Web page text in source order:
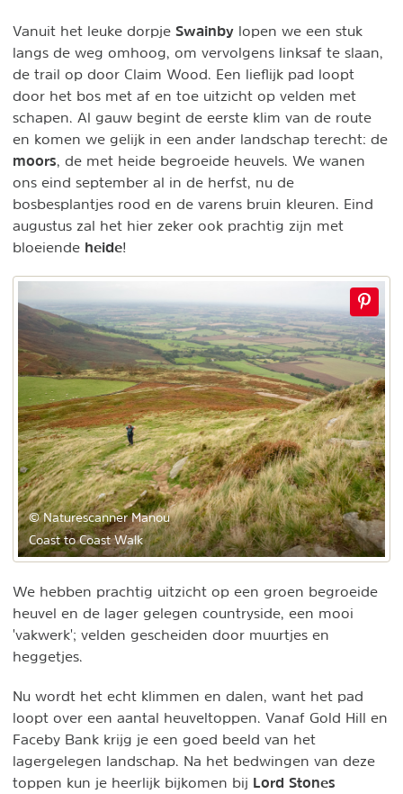
Vanuit het leuke dorpje Swainby lopen we een stuk
langs de weg omhoog, om vervolgens linksaf te slaan,
de trail op door Claim Wood. Een lieflijk pad loopt
door het bos met af en toe uitzicht op velden met
schapen. Al gauw begint de eerste klim van de route
en komen we gelijk in een ander landschap terecht: de
moors, de met heide begroeide heuvels. We wanen
ons eind september al in de herfst, nu de
bosbesplantjes rood en de varens bruin kleuren. Eind
augustus zal het hier zeker ook prachtig zijn met
bloeiende heide!
© Naturescanner Manou
Coast to Coast Walk
We hebben prachtig uitzicht op een groen begroeide
heuvel en de lager gelegen countryside, een mooi
'vakwerk'; velden gescheiden door muurtjes en
heggetjes.
Nu wordt het echt klimmen en dalen, want het pad
loopt over een aantal heuveltoppen. Vanaf Gold Hill en
Faceby Bank krijg je een goed beeld van het
lagergelegen landschap. Na het bedwingen van deze
toppen kun je heerlijk bijkomen bij Lord Stones